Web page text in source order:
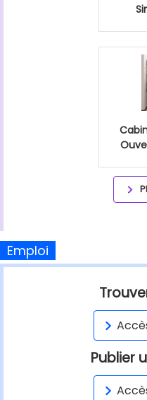
Emploi
Publier